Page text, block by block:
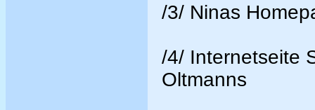
/3/ Ninas
/4/ Internetseite
Oltmanns